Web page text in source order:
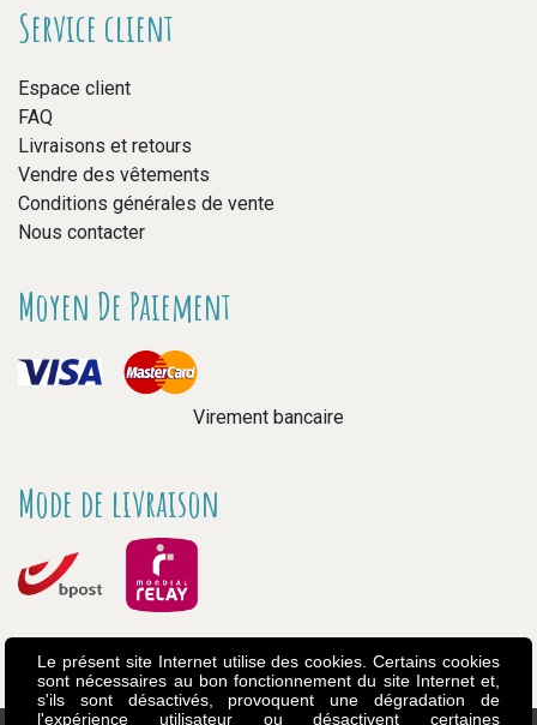
Service client
Espace client
FAQ
Livraisons et retours
Vendre des vêtements
Conditions générales de vente
Nous contacter
Moyen De Paiement
Virement bancaire
Mode de livraison
Le présent site Internet utilise des cookies. Certains cookies
sont nécessaires au bon fonctionnement du site Internet et,
s'ils sont désactivés, provoquent une dégradation de
l'expérience utilisateur ou désactivent certaines